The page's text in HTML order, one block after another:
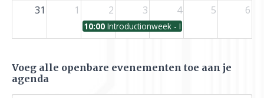
31 1 2 3 4 5 6
10:00 Introductionweek - Introductieweek
Voeg alle openbare evenementen toe aan je
agenda